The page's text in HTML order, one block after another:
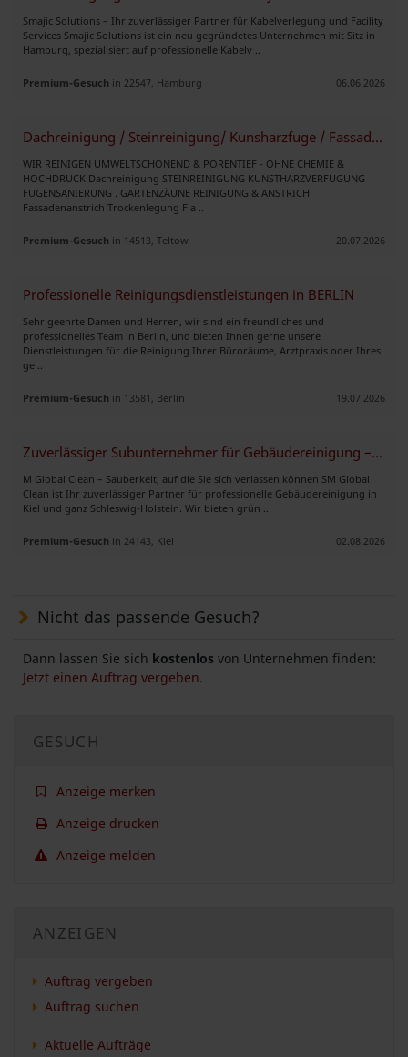
Smajic Solutions – Ihr zuverlässiger Partner für Kabelverlegung und Facility
Services Smajic Solutions ist ein neu gegründetes Unternehmen mit Sitz in
Hamburg, spezialisiert auf professionelle Kabelv ..
Premium-Gesuch in 22547, Hamburg 06.06.2026
Dachreinigung / Steinreinigung/ Kunsharzfuge / Fassadenanstrich
WIR REINIGEN UMWELTSCHONEND & PORENTIEF - OHNE CHEMIE &
HOCHDRUCK Dachreinigung STEINREINIGUNG KUNSTHARZVERFUGUNG
FUGENSANIERUNG . GARTENZÄUNE REINIGUNG & ANSTRICH
Fassadenanstrich Trockenlegung Fla ..
Premium-Gesuch in 14513, Teltow 20.07.2026
Professionelle Reinigungsdienstleistungen in BERLIN
Sehr geehrte Damen und Herren, wir sind ein freundliches und
professionelles Team in Berlin, und bieten Ihnen gerne unsere
Dienstleistungen für die Reinigung Ihrer Büroräume, Arztpraxis oder Ihres
ge ..
Premium-Gesuch in 13581, Berlin 19.07.2026
Zuverlässiger Subunternehmer für Gebäudereinigung – Kiel & Umgebung
M Global Clean – Sauberkeit, auf die Sie sich verlassen können SM Global
Clean ist Ihr zuverlässiger Partner für professionelle Gebäudereinigung in
Kiel und ganz Schleswig-Holstein. Wir bieten grün ..
Premium-Gesuch in 24143, Kiel 02.08.2026
Nicht das passende Gesuch?
Dann lassen Sie sich kostenlos von Unternehmen finden:
Jetzt einen Auftrag vergeben.
GESUCH
Anzeige merken
Anzeige drucken
Anzeige melden
ANZEIGEN
Auftrag vergeben
Auftrag suchen
Aktuelle Aufträge